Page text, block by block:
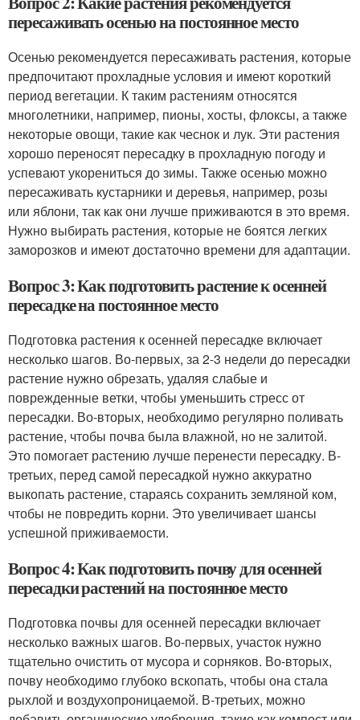
пересаживать осенью на постоянное место
Осенью рекомендуется пересаживать растения, которые
предпочитают прохладные условия и имеют короткий
период вегетации. К таким растениям относятся
многолетники, например, пионы, хосты, флоксы, а также
некоторые овощи, такие как чеснок и лук. Эти растения
хорошо переносят пересадку в прохладную погоду и
успевают укорениться до зимы. Также осенью можно
пересаживать кустарники и деревья, например, розы
или яблони, так как они лучше приживаются в это время.
Нужно выбирать растения, которые не боятся легких
заморозков и имеют достаточно времени для адаптации.
Вопрос 3: Как подготовить растение к осенней
пересадке на постоянное место
Подготовка растения к осенней пересадке включает
несколько шагов. Во-первых, за 2-3 недели до пересадки
растение нужно обрезать, удаляя слабые и
поврежденные ветки, чтобы уменьшить стресс от
пересадки. Во-вторых, необходимо регулярно поливать
растение, чтобы почва была влажной, но не залитой.
Это помогает растению лучше перенести пересадку. В-
третьих, перед самой пересадкой нужно аккуратно
выкопать растение, стараясь сохранить земляной ком,
чтобы не повредить корни. Это увеличивает шансы
успешной приживаемости.
Вопрос 4: Как подготовить почву для осенней
пересадки растений на постоянное место
Подготовка почвы для осенней пересадки включает
несколько важных шагов. Во-первых, участок нужно
тщательно очистить от мусора и сорняков. Во-вторых,
почву необходимо глубоко вскопать, чтобы она стала
рыхлой и воздухопроницаемой. В-третьих, можно